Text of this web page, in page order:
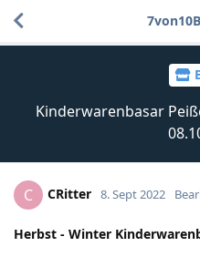
Kinderwarenbasar
7von10
C CRitter 8. Sept 2022
Herbst - Winter